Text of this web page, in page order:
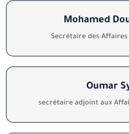
Mohamed
Secrétaire des
Oumar
secrétaire adjoint aux